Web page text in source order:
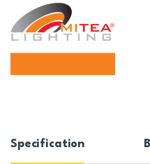
Specification